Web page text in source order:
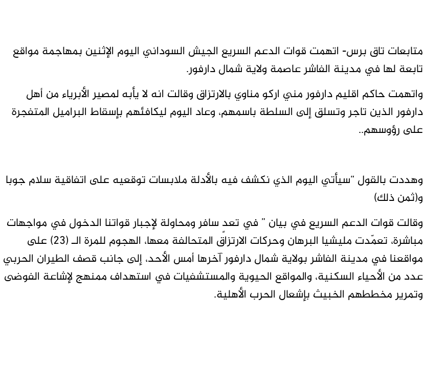
متابعات تاق برس- اتهمت قوات الدعم السريع الجيش السوداني اليوم الإثنين بمهاجمة مواقع
تابعة لها في مدينة الفاشر عاصمة ولاية شمال دارفور.
واتهمت حاكم اقليم دارفور مني اركو مناوي بالارتزاق وقالت انه لا يأبه لمصير الأبرياء من أهل
دارفور الذين تاجر وتسلق إلى السلطة باسمهم، وعاد اليوم ليكافئهم بإسقاط البراميل المتفجرة
على رؤوسهم..
وهددت بالقول “سيأتي اليوم الذي نكشف فيه بالأدلة ملابسات توقعيه على اتفاقية سلام جوبا
و(ثمن ذلك)
وقالت قوات الدعم السريع في بيان ” في تعدٍ سافر ومحاولة لإجبار قواتنا الدخول في مواجهات
مباشرة، تعمّدت مليشيا البرهان وحركات الارتزاق المتحالفة معها، الهجوم للمرة الـ (23) على
مواقعنا في مدينة الفاشر بولاية شمال دارفور آخرها أمس الأحد، إلى جانب قصف الطيران الحربي
عدد من الأحياء السكنية، والمواقع الحيوية والمستشفيات في استهداف ممنهج لإشاعة الفوضى
وتمرير مخططهم الخبيث بإشعال الحرب الأهلية.